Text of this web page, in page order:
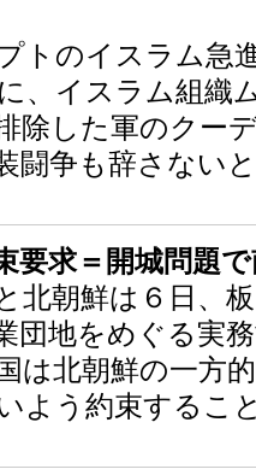
トのイスラム急
、イスラム組織
除した軍のクー
闘争も辞さない
要求＝開城問題
北朝鮮は６日、
団地をめぐる実
は北朝鮮の一方
よう約束するこ